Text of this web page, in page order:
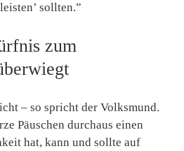
sollten.”
zum
– so spricht der Volksmund.
Päuschen durchaus einen
hat, kann und sollte auf